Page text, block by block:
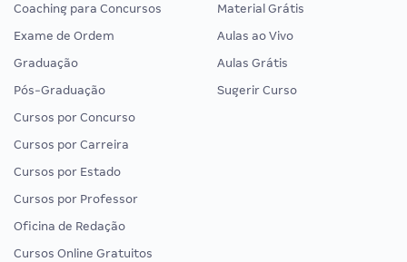
Coaching para Concursos
Exame de Ordem
Graduação
Pós-Graduação
Cursos por Concurso
Cursos por Carreira
Cursos por Estado
Cursos por Professor
Oficina de Redação
Cursos Online Gratuitos
Material Grátis
Aulas ao Vivo
Aulas Grátis
Sugerir Curso